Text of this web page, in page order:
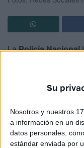
Su
Nosotros y nuestros
a información en un
datos personales,
estándar enviada por
LaPolicía Nacional
de cuáles son las
conocer la
compartido a través
llegado hasta
ladrones utilizan
una casa está